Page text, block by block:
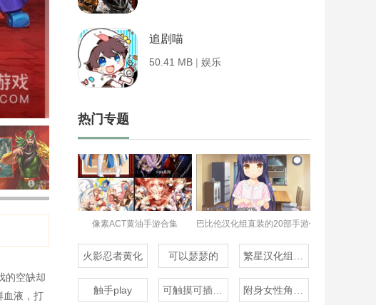
的空缺却
血液，打
追剧喵
50.41 MB | 娱乐
热门专题
像素ACT黄油手游合集 巴比伦汉化组直装的20部手游合集
火影忍者黄化 可以瑟瑟的
触手play